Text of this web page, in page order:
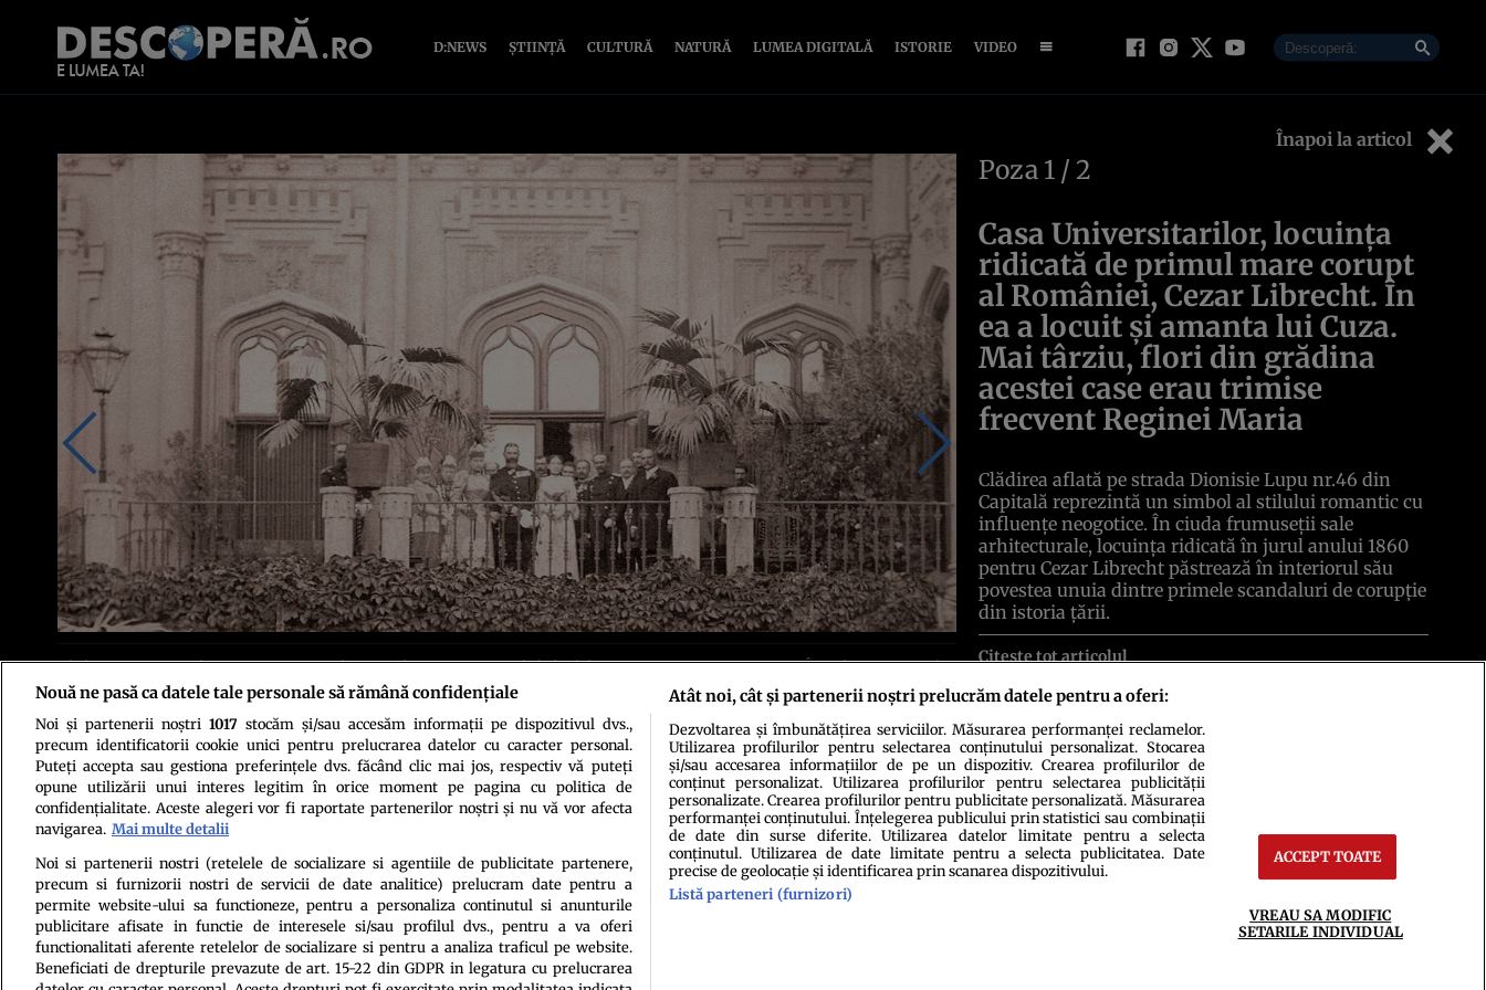
D:NEWS ȘTIINȚĂ CULTURĂ NATURĂ LUMEA DIGITALĂ ISTORIE VIDEO
Înapoi la articol
Clădirea aflată pe strada Dionisie Lupu nr.46 din Capitală reprezintă un simbol al stilului romantic cu influenţe neogotice. În ciuda frumuseţii sale
arhitecturale, locuinţa ridicată în jurul anului 1860 pentru Cezar Librecht păstrează în interiorul său povestea unuia dintre primele scandaluri de
corupţie din istoria ţării.
Poza 1 / 2
Casa Universitarilor, locuinţa
ridicată de primul mare corupt
al României, Cezar Librecht. În
ea a locuit şi amanta lui Cuza.
Mai târziu, flori din grădina
acestei case erau trimise
frecvent Reginei Maria
Clădirea aflată pe strada Dionisie Lupu nr.46 din
Capitală reprezintă un simbol al stilului romantic cu
influenţe neogotice. În ciuda frumuseţii sale
arhitecturale, locuinţa ridicată în jurul anului 1860
pentru Cezar Librecht păstrează în interiorul său
povestea unuia dintre primele scandaluri de corupţie
din istoria ţării.
Citește tot articolul
Politica de confidenţialitatePolitica de cookiesTermeni şi condiţii Echipa redacțională ContactSetări Cookies
Nouă ne pasă ca datele tale personale să rămână confidențiale
Noi și partenerii noștri 1017stocăm și/sau accesăm informații pe dispozitivul dvs.,
precum identificatorii cookie unici pentru prelucrarea datelor cu caracter personal.
Puteți accepta sau gestiona preferințele dvs. făcând clic mai jos, respectiv vă puteți
opune utilizării unui interes legitim în orice moment pe pagina cu politica de
confidențialitate. Aceste alegeri vor fi raportate partenerilor noștri și nu vă vor afecta
navigarea. Mai multe detalii
Noi si partenerii nostri (retelele de socializare si agentiile de publicitate partenere,
precum si furnizorii nostri de servicii de date analitice) prelucram date pentru a
permite website-ului sa functioneze, pentru a personaliza continutul si anunturile
publicitare afisate in functie de interesele si/sau profilul dvs., pentru a va oferi
functionalitati aferente retelelor de socializare si pentru a analiza traficul pe website.
Beneficiati de drepturile prevazute de art. 15-22 din GDPR in legatura cu prelucrarea
Atât noi, cât și partenerii noștri prelucrăm datele pentru a oferi:
Dezvoltarea și îmbunătățirea serviciilor. Măsurarea performanței reclamelor.
Utilizarea profilurilor pentru selectarea conținutului personalizat. Stocarea
și/sau accesarea informațiilor de pe un dispozitiv. Crearea profilurilor de
conținut personalizat. Utilizarea profilurilor pentru selectarea publicității
personalizate. Crearea profilurilor pentru publicitate personalizată. Măsurarea
performanței conținutului. Înțelegerea publicului prin statistici sau combinații
de date din surse diferite. Utilizarea datelor limitate pentru a selecta
conținutul. Utilizarea de date limitate pentru a selecta publicitatea. Date
precise de geolocație și identificarea prin scanarea dispozitivului.
Listă parteneri (furnizori)
ACCEPT TOATE
VREAU SA MODIFIC
SETARILE INDIVIDUAL